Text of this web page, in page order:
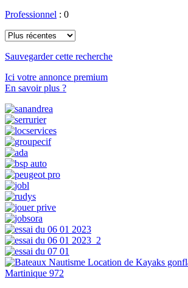
Professionnel : 0
Sauvegarder cette recherche
Ici votre annonce premium
En savoir plus ?